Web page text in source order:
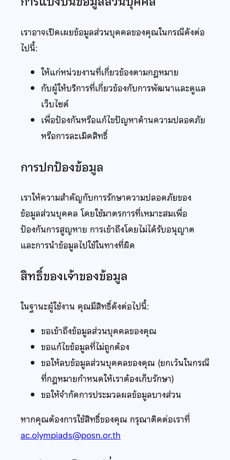
เราอาจเปิดเผยข้อมูลส่วนบุคคลของคุณในกรณีดังต่อ
ไปนี้:
ให้แก่หน่วยงานที่เกี่ยวข้องตามกฎหมาย
กับผู้ให้บริการที่เกี่ยวข้องกับการพัฒนาและดูแล
เว็บไซต์
เพื่อป้องกันหรือแก้ไขปัญหาด้านความปลอดภัย
หรือการละเมิดสิทธิ์
การปกป้องข้อมูล
เราให้ความสำคัญกับการรักษาความปลอดภัยของ
ข้อมูลส่วนบุคคล โดยใช้มาตรการที่เหมาะสมเพื่อ
ป้องกันการสูญหาย การเข้าถึงโดยไม่ได้รับอนุญาต
และการนำข้อมูลไปใช้ในทางที่ผิด
สิทธิ์ของเจ้าของข้อมูล
ในฐานะผู้ใช้งาน คุณมีสิทธิ์ดังต่อไปนี้:
ขอเข้าถึงข้อมูลส่วนบุคคลของคุณ
ขอแก้ไขข้อมูลที่ไม่ถูกต้อง
ขอให้ลบข้อมูลส่วนบุคคลของคุณ (ยกเว้นในกรณี
ที่กฎหมายกำหนดให้เราต้องเก็บรักษา)
ขอให้จำกัดการประมวลผลข้อมูลบางส่วน
หากคุณต้องการใช้สิทธิ์ของคุณ กรุณาติดต่อเราที่
ac.olympiads@posn.or.th